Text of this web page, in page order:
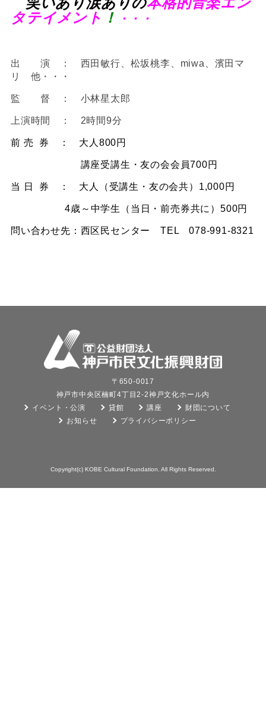
タテイメント ！ ・・・
出 演 ： 西田敏行、松坂桃李、miwa、濱田マ
リ 他・・・
監 督 ： 小林星太郎
上演時間 ： 2時間9分
前 売 券 ： 大人800円
講座受講生・友の会会員700円
当 日 券 ： 大人（受講生・友の会共）1,000円
4歳～中学生（当日・前売券共に）500円
問い合わせ先：西区民センター TEL 078-991-8321
〒650-0017
神戸市中央区楠町4丁目2-2神戸文化ホール内
イベント・公演
貸館 講座
財団について
お知らせ
プライバシーポリシー
Copyright(c) KOBE Cultural Foundation. All Rights Reserved.